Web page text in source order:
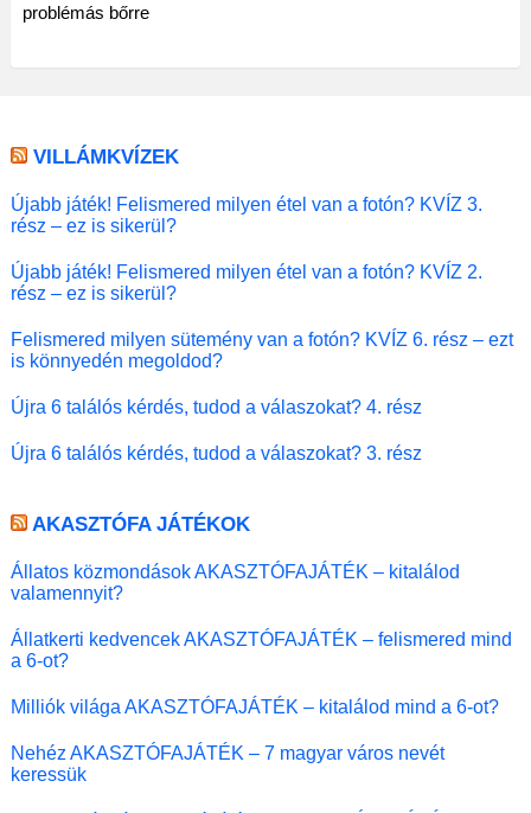
problémás bőrre
VILLÁMKVÍZEK
Újabb játék! Felismered milyen étel van a fotón? KVÍZ 3.
rész – ez is sikerül?
Újabb játék! Felismered milyen étel van a fotón? KVÍZ 2.
rész – ez is sikerül?
Felismered milyen sütemény van a fotón? KVÍZ 6. rész – ezt
is könnyedén megoldod?
Újra 6 találós kérdés, tudod a válaszokat? 4. rész
Újra 6 találós kérdés, tudod a válaszokat? 3. rész
AKASZTÓFA JÁTÉKOK
Állatos közmondások AKASZTÓFAJÁTÉK – kitalálod
valamennyit?
Állatkerti kedvencek AKASZTÓFAJÁTÉK – felismered mind
a 6-ot?
Milliók világa AKASZTÓFAJÁTÉK – kitalálod mind a 6-ot?
Nehéz AKASZTÓFAJÁTÉK – 7 magyar város nevét
keressük